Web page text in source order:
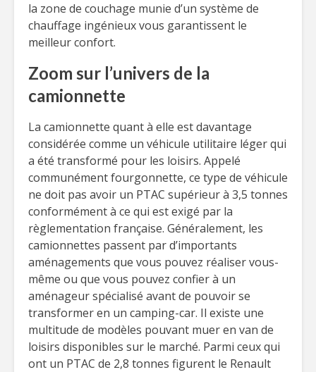
la zone de couchage munie d’un système de
chauffage ingénieux vous garantissent le
meilleur confort.
Zoom sur l’univers de la
camionnette
La camionnette quant à elle est davantage
considérée comme un véhicule utilitaire léger qui
a été transformé pour les loisirs. Appelé
communément fourgonnette, ce type de véhicule
ne doit pas avoir un PTAC supérieur à 3,5 tonnes
conformément à ce qui est exigé par la
règlementation française. Généralement, les
camionnettes passent par d’importants
aménagements que vous pouvez réaliser vous-
même ou que vous pouvez confier à un
aménageur spécialisé avant de pouvoir se
transformer en un camping-car. Il existe une
multitude de modèles pouvant muer en van de
loisirs disponibles sur le marché. Parmi ceux qui
ont un PTAC de 2,8 tonnes figurent le Renault